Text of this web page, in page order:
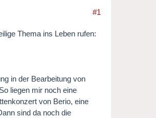
#1
Thema ins Leben rufen:
in der Bearbeitung von
liegen mir noch eine
von Berio, eine
sind da noch die